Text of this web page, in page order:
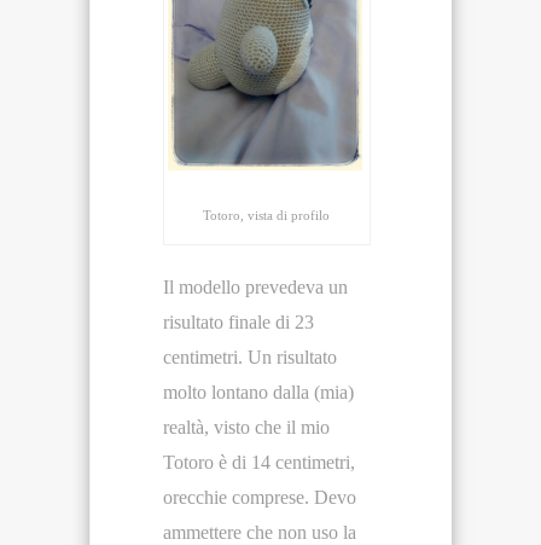
Totoro, vista di profilo
Il modello prevedeva un
risultato finale di 23
centimetri. Un risultato
molto lontano dalla (mia)
realtà, visto che il mio
Totoro è di 14 centimetri,
orecchie comprese. Devo
ammettere che non uso la